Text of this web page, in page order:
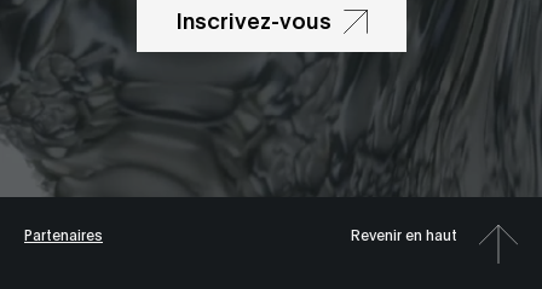
Inscrivez-vous
Partenaires Revenir en haut